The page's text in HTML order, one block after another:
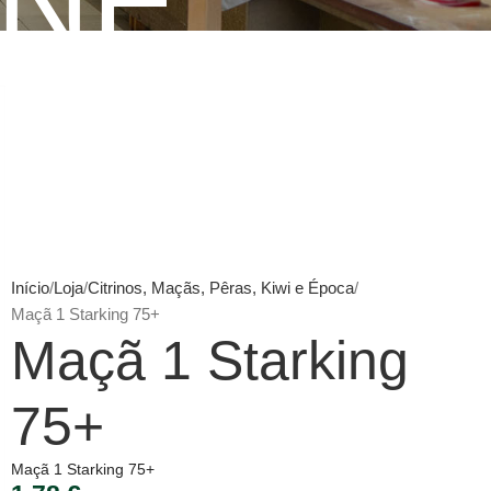
Início Loja Citrinos, Maçãs, Pêras, Kiwi e Época
Maçã 1 Starking 75+
Maçã 1 Starking
75+
Maçã 1 Starking 75+